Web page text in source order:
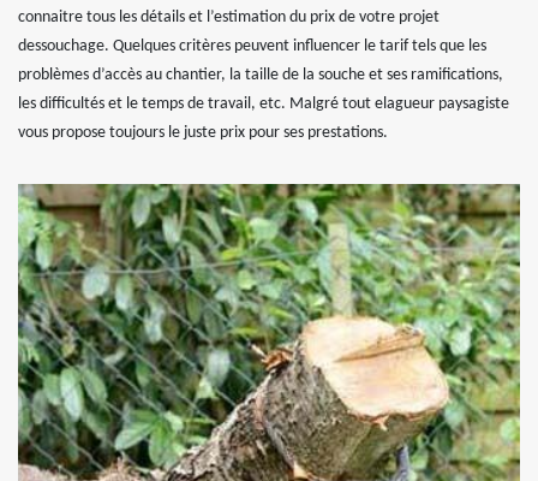
connaitre tous les détails et l’estimation du prix de votre projet
dessouchage. Quelques critères peuvent influencer le tarif tels que les
problèmes d’accès au chantier, la taille de la souche et ses ramifications,
les difficultés et le temps de travail, etc. Malgré tout elagueur paysagiste
vous propose toujours le juste prix pour ses prestations.